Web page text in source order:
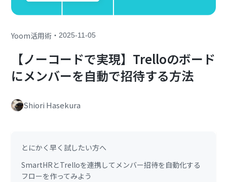
Yoom活用術 ・2025-11-05
【ノーコードで実現】Trelloのボード
にメンバーを自動で招待する方法
Shiori Hasekura
とにかく早く試したい方へ
SmartHRとTrelloを連携してメンバー招待を自動化する
フローを作ってみよう